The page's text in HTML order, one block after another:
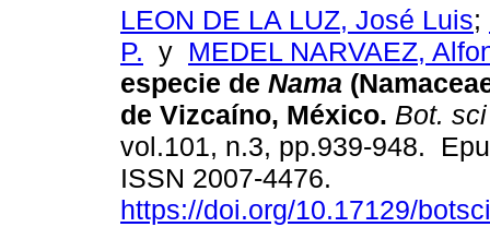
LEON DE LA LUZ, José Luis;
P. y MEDEL NARVAEZ,
especie de Nama
de Vizcaíno, México. Bot. sci
vol.101, n.3, pp.939-948.
ISSN 2007-4476.
https://doi.org/10.17129/